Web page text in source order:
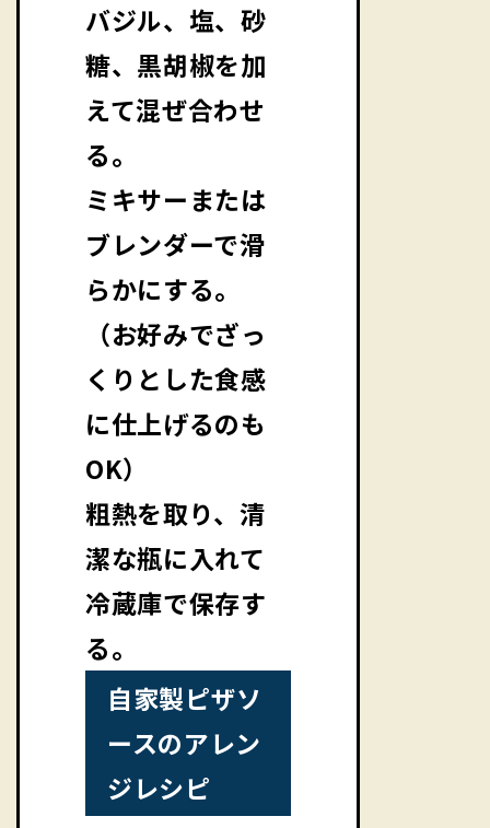
バジル、塩、砂
糖、黒胡椒を加
えて混ぜ合わせ
る。
ミキサーまたは
ブレンダーで滑
らかにする。
（お好みでざっ
くりとした食感
に仕上げるのも
OK）
粗熱を取り、清
潔な瓶に入れて
冷蔵庫で保存す
る。
自家製ピザソ
ースのアレン
ジレシピ